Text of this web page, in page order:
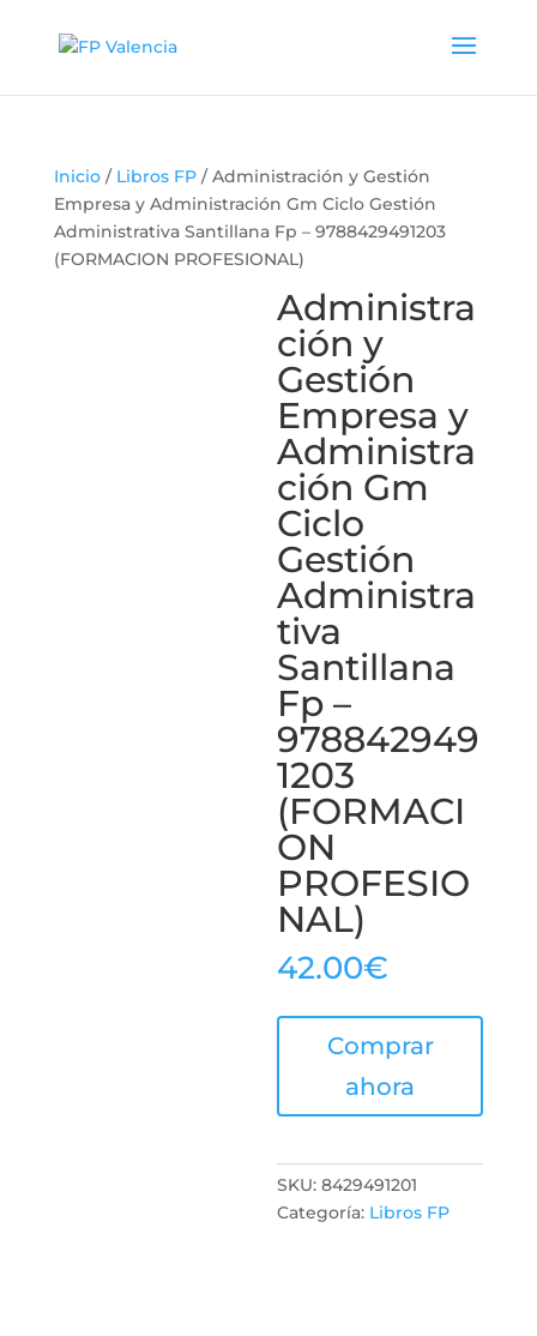
Inicio/ Libros FP/ Administración y Gestión
Empresa y Administración Gm Ciclo Gestión
Administrativa Santillana Fp – 9788429491203
(FORMACION PROFESIONAL)
Administra
ción y
Gestión
Empresa y
Administra
ción Gm
Ciclo
Gestión
Administra
tiva
Santillana
Fp –
978842949
1203
(FORMACI
ON
PROFESIO
NAL)
42.00€
Comprar
ahora
SKU:8429491201
Categoría: Libros FP